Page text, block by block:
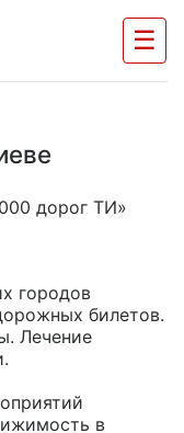
☰
дорог ТИ»
городов
билетов.
Лечение
в